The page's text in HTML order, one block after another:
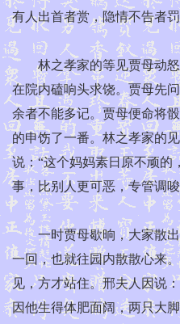
有人出首者赏，隐情不告者罚
林之孝家的等见贾母动怒，
在院内磕响头求饶。贾母先
余者不能多记。贾母便命将
的申饬了一番。林之孝家的
说：“这个妈妈素日原不顽的
事，比别人更可恶，专管调
一时贾母歇晌，大家散出，
一回，也就往园内散散心来
见，方才站住。邢夫人因说
因他生得体肥面阔，两只大